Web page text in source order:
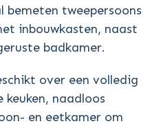
tweepersoons
inbouwkasten, naast
badkamer.
over een volledig
naadloos
en eetkamer om